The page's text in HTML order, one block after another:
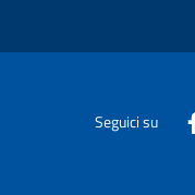
Seguici su